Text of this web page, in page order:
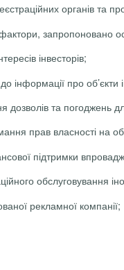
органів та
запропоновано
інвесторів;
інформації про об’єкти
та погоджень
прав власності на
підтримки
обслуговування
рекламної компанії;